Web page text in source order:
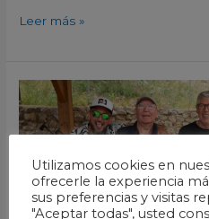
Leer más »
Baqueta
–
Primer
Domingo
de
mes
Utilizamos cookies en
ofrecerle la experiencia
sus preferencias y visitas
"Aceptar todas", usted